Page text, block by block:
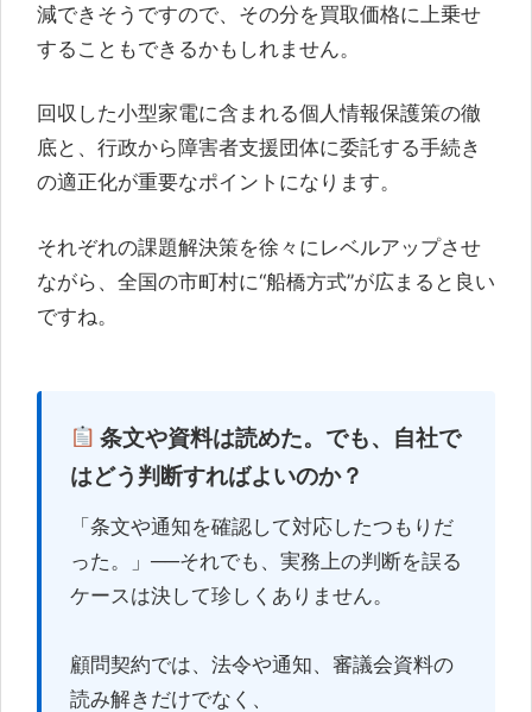
減できそうですので、その分を買取価格に上乗せ
することもできるかもしれません。
回収した小型家電に含まれる個人情報保護策の徹
底と、行政から障害者支援団体に委託する手続き
の適正化が重要なポイントになります。
それぞれの課題解決策を徐々にレベルアップさせ
ながら、全国の市町村に“船橋方式”が広まると良い
ですね。
条文や資料は読めた。でも、自社で
はどう判断すればよいのか？
「条文や通知を確認して対応したつもりだ
った。」──それでも、実務上の判断を誤る
ケースは決して珍しくありません。
顧問契約では、法令や通知、審議会資料の
読み解きだけでなく、